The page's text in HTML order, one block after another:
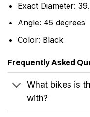
Exact Diameter:
Angle: 45 degrees
Color: Black
Frequently Asked
What bikes is
with?